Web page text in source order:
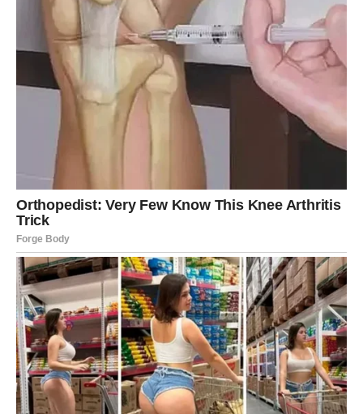
Porodica i odnosi – reč koja
menja sve
U krugu porodice ili bliskih ljudi, moguća je situacija u
kojoj se od vas traži
jasan odgovor ili stav
. Neko možda
čeka da se izjasnite, da stanete na jednu stranu ili da
konačno kažete šta mislite.
Iako vam to nije uvek prijatno, istina koju izgovorite ovog
vikenda donosi dugoročni mir. Bolje je kratka neprijatnost
nego dugotrajna tišina puna tenzije.
Posao i životni pravac – brza
odluka, velika šansa
Iako je vikend, Blizanci mogu dobiti informaciju ili ideju
koja ima veze sa poslom, planovima ili budućim pravcem.